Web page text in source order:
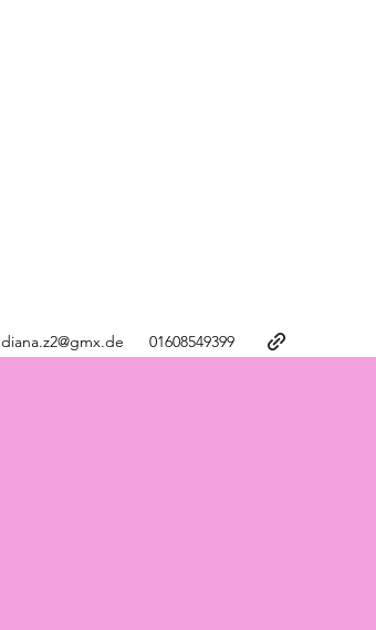
diana.z2@gmx.de 01608549399